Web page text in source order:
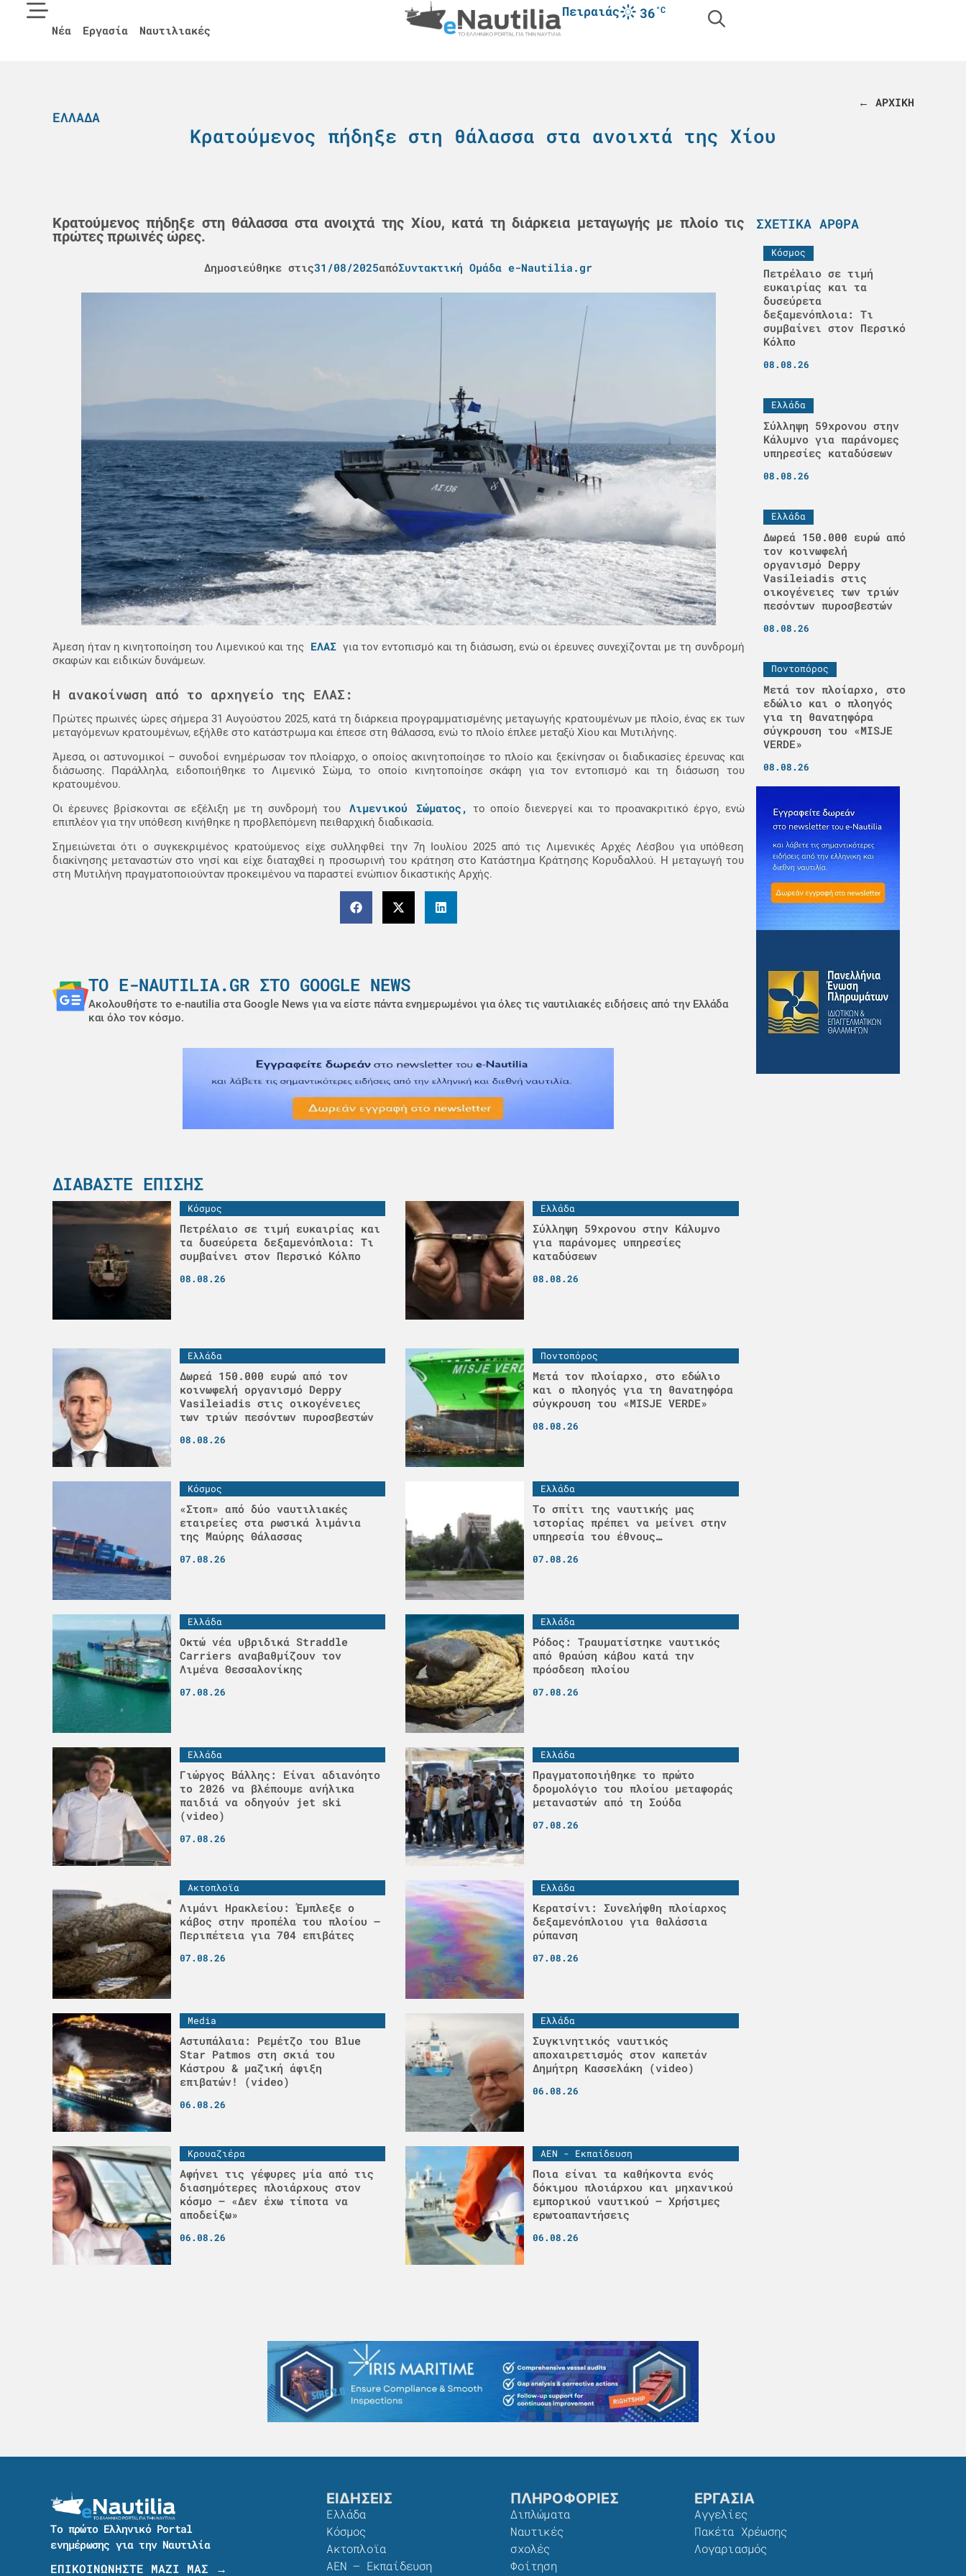
Νέα Εργασία Ναυτιλιακές
Πειραιάς 36°C
← ΑΡΧΙΚΗ
ΕΛΛΆΔΑ
Κρατούμενος πήδηξε στη θάλασσα στα ανοιχτά της Χίου
Κρατούμενος πήδηξε στη θάλασσα στα ανοιχτά της Χίου, κατά τη διάρκεια μεταγωγής με πλοίο τις
πρώτες πρωινές ώρες.
Δημοσιεύθηκε στις31/08/2025απόΣυντακτική Ομάδα e-Nautilia.gr
Άμεση ήταν η κινητοποίηση του Λιμενικού και της ΕΛΑΣγια τον εντοπισμό και τη διάσωση, ενώ οι έρευνες συνεχίζονται με τη συνδρομή
σκαφών και ειδικών δυνάμεων.
Η ανακοίνωση από το αρχηγείο της ΕΛΑΣ:
Πρώτες πρωινές ώρες σήμερα 31 Αυγούστου 2025, κατά τη διάρκεια προγραμματισμένης μεταγωγής κρατουμένων με πλοίο, ένας εκ των
μεταγόμενων κρατουμένων, εξήλθε στο κατάστρωμα και έπεσε στη θάλασσα, ενώ το πλοίο έπλεε μεταξύ Χίου και Μυτιλήνης.
Άμεσα, οι αστυνομικοί – συνοδοί ενημέρωσαν τον πλοίαρχο, ο οποίος ακινητοποίησε το πλοίο και ξεκίνησαν οι διαδικασίες έρευνας και
διάσωσης. Παράλληλα, ειδοποιήθηκε το Λιμενικό Σώμα, το οποίο κινητοποίησε σκάφη για τον εντοπισμό και τη διάσωση του
κρατουμένου.
Οι έρευνες βρίσκονται σε εξέλιξη με τη συνδρομή τουΛιμενικού Σώματος, το οποίο διενεργεί και το προανακριτικό έργο, ενώ
επιπλέον για την υπόθεση κινήθηκε η προβλεπόμενη πειθαρχική διαδικασία.
Σημειώνεται ότι ο συγκεκριμένος κρατούμενος είχε συλληφθεί την 7η Ιουλίου 2025 από τις Λιμενικές Αρχές Λέσβου για υπόθεση
διακίνησης μεταναστών στο νησί και είχε διαταχθεί η προσωρινή του κράτηση στο Κατάστημα Κράτησης Κορυδαλλού. Η μεταγωγή του
στη Μυτιλήνη πραγματοποιούνταν προκειμένου να παραστεί ενώπιον δικαστικής Αρχής.
ΤΟ E-NAUTILIA.GR ΣΤΟ GOOGLE NEWS
Ακολουθήστε το e-nautilia στα Google News για να είστε πάντα ενημερωμένοι για όλες τις ναυτιλιακές ειδήσεις από την Ελλάδα
και όλο τον κόσμο.
ΔΙΑΒΆΣΤΕ ΕΠΊΣΗΣ
Κόσμος
Πετρέλαιο σε τιμή ευκαιρίας και
τα δυσεύρετα δεξαμενόπλοια: Τι
συμβαίνει στον Περσικό Κόλπο
08.08.26
Ελλάδα
Σύλληψη 59χρονου στην Κάλυμνο
για παράνομες υπηρεσίες
καταδύσεων
08.08.26
Ελλάδα
Δωρεά 150.000 ευρώ από τον
κοινωφελή οργανισμό Deppy
Vasileiadis στις οικογένειες
των τριών πεσόντων πυροσβεστών
08.08.26
Ποντοπόρος
Μετά τον πλοίαρχο, στο εδώλιο
και ο πλοηγός για τη θανατηφόρα
σύγκρουση του «MISJE VERDE»
08.08.26
Κόσμος
«Στοπ» από δύο ναυτιλιακές
εταιρείες στα ρωσικά λιμάνια
της Μαύρης Θάλασσας
07.08.26
Ελλάδα
Το σπίτι της ναυτικής μας
ιστορίας πρέπει να μείνει στην
υπηρεσία του έθνους…
07.08.26
Ελλάδα
Οκτώ νέα υβριδικά Straddle
Carriers αναβαθμίζουν τον
Λιμένα Θεσσαλονίκης
07.08.26
Ελλάδα
Ρόδος: Τραυματίστηκε ναυτικός
από θραύση κάβου κατά την
πρόσδεση πλοίου
07.08.26
Ελλάδα
Γιώργος Βάλλης: Είναι αδιανόητο
το 2026 να βλέπουμε ανήλικα
παιδιά να οδηγούν jet ski
(video)
07.08.26
Ελλάδα
Πραγματοποιήθηκε το πρώτο
δρομολόγιο του πλοίου μεταφοράς
μεταναστών από τη Σούδα
07.08.26
Ακτοπλοϊα
Λιμάνι Ηρακλείου: Έμπλεξε ο
κάβος στην προπέλα του πλοίου –
Περιπέτεια για 704 επιβάτες
07.08.26
Ελλάδα
Κερατσίνι: Συνελήφθη πλοίαρχος
δεξαμενόπλοιου για θαλάσσια
ρύπανση
07.08.26
Media
Αστυπάλαια: Ρεμέτζο του Blue
Star Patmos στη σκιά του
Κάστρου & μαζική άφιξη
επιβατών! (video)
06.08.26
Ελλάδα
Συγκινητικός ναυτικός
αποχαιρετισμός στον καπετάν
Δημήτρη Κασσελάκη (video)
06.08.26
Κρουαζιέρα
Αφήνει τις γέφυρες μία από τις
διασημότερες πλοιάρχους στον
κόσμο – «Δεν έχω τίποτα να
αποδείξω»
06.08.26
ΑΕΝ - Εκπαίδευση
Ποια είναι τα καθήκοντα ενός
δόκιμου πλοιάρχου και μηχανικού
εμπορικού ναυτικού – Χρήσιμες
ερωτοαπαντήσεις
06.08.26
ΣΧΕΤΙΚΆ ΆΡΘΡΑ
Κόσμος
Πετρέλαιο σε τιμή
ευκαιρίας και τα
δυσεύρετα
δεξαμενόπλοια: Τι
συμβαίνει στον Περσικό
Κόλπο
08.08.26
Ελλάδα
Σύλληψη 59χρονου στην
Κάλυμνο για παράνομες
υπηρεσίες καταδύσεων
08.08.26
Ελλάδα
Δωρεά 150.000 ευρώ από
τον κοινωφελή
οργανισμό Deppy
Vasileiadis στις
οικογένειες των τριών
πεσόντων πυροσβεστών
08.08.26
Ποντοπόρος
Μετά τον πλοίαρχο, στο
εδώλιο και ο πλοηγός
για τη θανατηφόρα
σύγκρουση του «MISJE
VERDE»
08.08.26
Το πρώτο Ελληνικό Portal
ενημέρωσης για την Ναυτιλία
ΕΠΙΚΟΙΝΩΝΗΣΤΕ ΜΑΖΙ ΜΑΣ →
ΕΙΔΗΣΕΙΣ
Ελλάδα
Κόσμος
Ακτοπλοϊα
ΑΕΝ – Εκπαίδευση
ΠΛΗΡΟΦΟΡΙΕΣ
Διπλώματα
Ναυτικές
σχολές
Φοίτηση
ΕΡΓΑΣΙΑ
Αγγελίες
Πακέτα Χρέωσης​
Λογαριασμός